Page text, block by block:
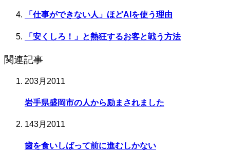
「仕事ができない人」ほどAIを使う理由
「安くしろ！」と熱狂するお客と戦う方法
関連記事
203月 2011
岩手県盛岡市の人から励まされました
143月 2011
歯を食いしばって前に進むしかない